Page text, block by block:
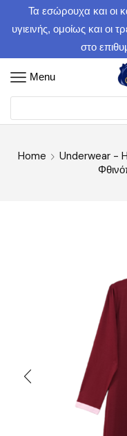
Τα εσώρουχα και οι
υγιεινής, ομοίως και οι
στο
Menu
Home Underwear -